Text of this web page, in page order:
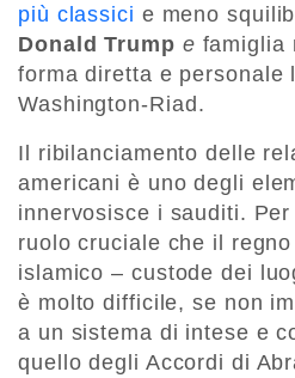
più classici e meno
Donald Trump e famiglia
forma diretta e personale
Washington-Riad.
Il ribilanciamento delle
americani è uno degli
innervosisce i sauditi.
ruolo cruciale che il
islamico – custode dei
è molto difficile, se non
a un sistema di intese e
quello degli Accordi di